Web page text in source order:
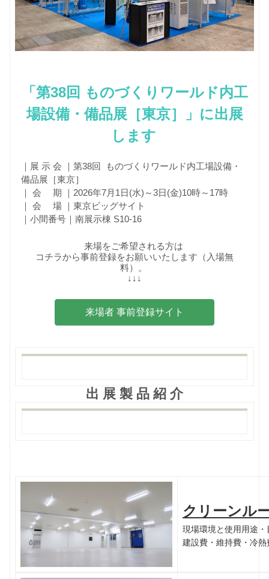
「第38回 ものづくりワールド内工
場設備・備品展［東京］」に出展
します
｜展 示 会 ｜第38回 ものづくりワールド内工場設備・
備品展［東京］
｜ 会 期 ｜2026年7月1日(水)～3日(金)10時～17時
｜ 会 場 ｜東京ビッグサイト
｜小間番号｜南展示棟 S10-16
来場をご希望される方は
コチラから事前登録をお願いいたします（入場無
料）。
↓↓↓
来場者 事前登録サイト
出 展 製 品 紹 介
クリーンル
現場環境と使用用途
建設費・維持費・冷